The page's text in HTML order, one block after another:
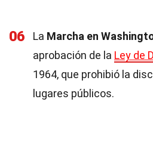
06 La Marcha en
aprobación de la Ley de
1964, que prohibió la
lugares públicos.